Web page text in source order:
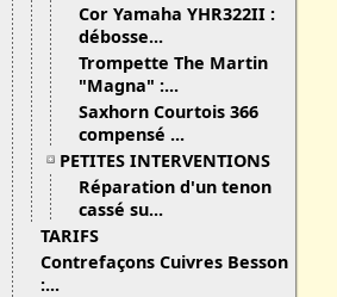
Cor Yamaha YHR322II :
débosse...
Trompette The Martin
"Magna" :...
Saxhorn Courtois 366
compensé ...
PETITES INTERVENTIONS
Réparation d'un tenon
cassé su...
TARIFS
Contrefaçons Cuivres Besson
:...